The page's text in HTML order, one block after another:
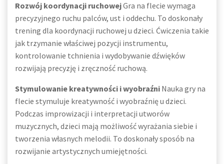
Rozwój koordynacji ruchowejGra na flecie wymaga
precyzyjnego ruchu palców, ust i oddechu. To doskonały
trening dla koordynacji ruchowej u dzieci. Ćwiczenia takie
jak trzymanie właściwej pozycji instrumentu,
kontrolowanie tchnienia i wydobywanie dźwięków
rozwijają precyzję i zręczność ruchową.
Stymulowanie kreatywności i wyobraźni Nauka gry na
flecie stymuluje kreatywność i wyobraźnię u dzieci.
Podczas improwizacji i interpretacji utworów
muzycznych, dzieci mają możliwość wyrażania siebie i
tworzenia własnych melodii. To doskonały sposób na
rozwijanie artystycznych umiejętności.